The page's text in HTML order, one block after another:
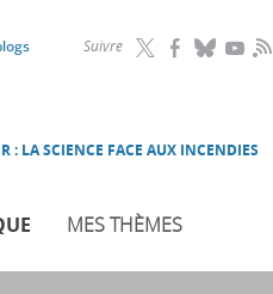
Suivre RSS
: LA SCIENCE FACE AUX INCENDIES
MES THÈMES